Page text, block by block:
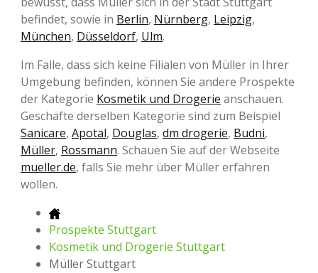
befindet, sowie in Berlin, Nürnberg, Leipzig,
München, Düsseldorf, Ulm.
Im Falle, dass sich keine Filialen von Müller in Ihrer
Umgebung befinden, können Sie andere Prospekte
der Kategorie Kosmetik und Drogerie anschauen.
Geschäfte derselben Kategorie sind zum Beispiel
Sanicare, Apotal, Douglas, dm drogerie, Budni,
Müller, Rossmann. Schauen Sie auf der Webseite
mueller.de, falls Sie mehr über Müller erfahren
wollen.
Prospekte Stuttgart
Kosmetik und Drogerie Stuttgart
Müller Stuttgart